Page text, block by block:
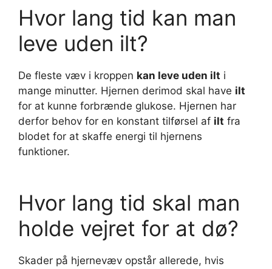
Hvor lang tid kan man
leve uden ilt?
De fleste væv i kroppen kan leve uden ilt i
mange minutter. Hjernen derimod skal have ilt
for at kunne forbrænde glukose. Hjernen har
derfor behov for en konstant tilførsel af ilt fra
blodet for at skaffe energi til hjernens
funktioner.
Hvor lang tid skal man
holde vejret for at dø?
Skader på hjernevæv opstår allerede, hvis